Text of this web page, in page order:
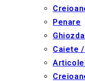
Penare
Caiete